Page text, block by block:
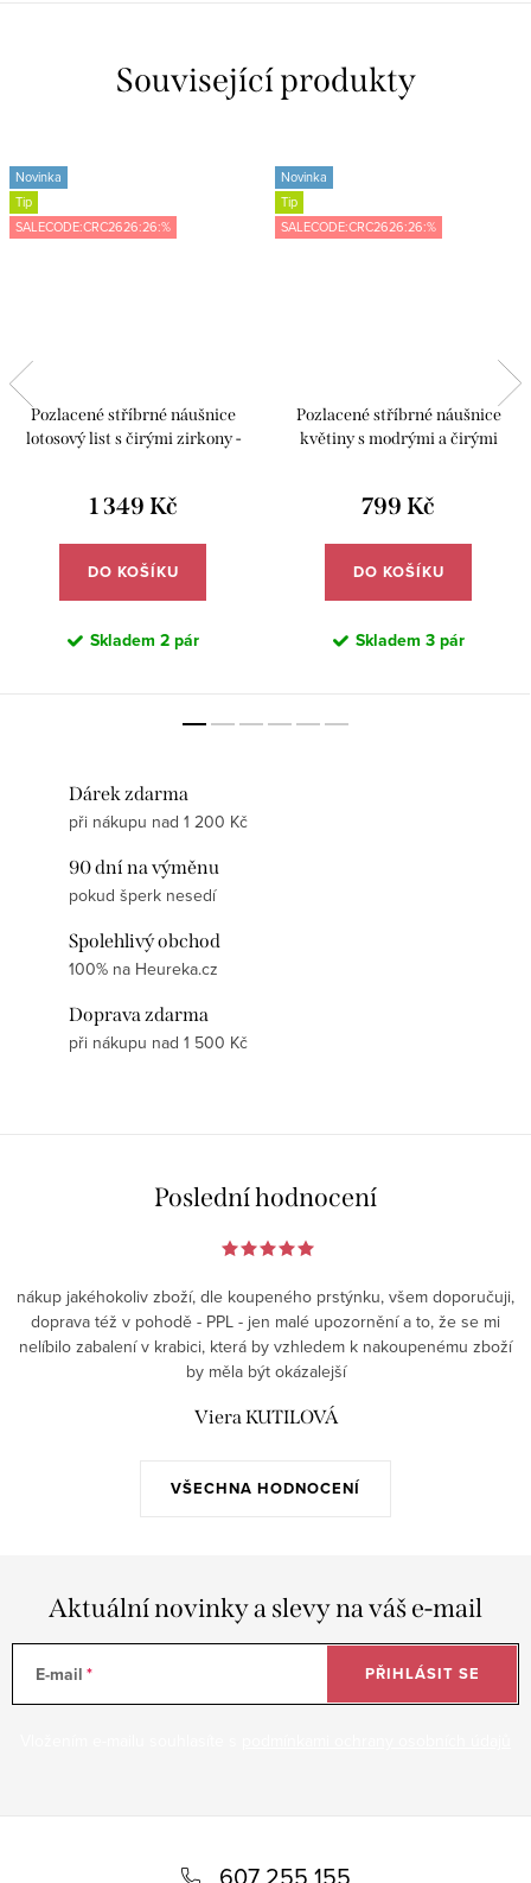
Související produkty
Novinka
Tip
SALECODE:CRC2626:26:%
Pozlacené stříbrné náušnice
lotosový list s čirými zirkony -
1 349 Kč
DO KOŠÍKU
Skladem 2 pár
Novinka
Tip
SALECODE:CRC2626:26:%
Pozlacené stříbrné náušnice
květiny s modrými a čirými
799 Kč
DO KOŠÍKU
Skladem 3 pár
Dárek zdarma
při nákupu nad 1 200 Kč
90 dní na výměnu
pokud šperk nesedí
Spolehlivý obchod
100% na Heureka.cz
Doprava zdarma
při nákupu nad 1 500 Kč
Poslední hodnocení
VŠECHNA HODNOCENÍ
nákup jakéhokoliv zboží, dle koupeného prstýnku, všem doporučuji,
doprava též v pohodě - PPL - jen malé upozornění a to, že se mi
nelíbilo zabalení v krabici, která by vzhledem k nakoupenému zboží
by měla být okázalejší
Viera KUTILOVÁ
Aktuální novinky a slevy na váš e-mail
E-mail PŘIHLÁSIT SE